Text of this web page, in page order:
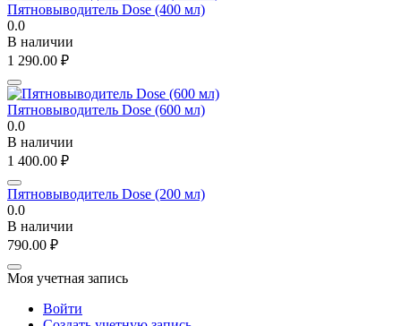
Пятновыводитель Dose (400 мл)
0.0
В наличии
1 290.00 ₽
Пятновыводитель Dose (600 мл)
0.0
В наличии
1 400.00 ₽
Пятновыводитель Dose (200 мл)
0.0
В наличии
790.00 ₽
Моя учетная запись
Войти